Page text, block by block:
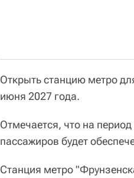
Открыть станцию метро
июня 2027 года.
Отмечается, что на
пассажиров будет
Станция метро